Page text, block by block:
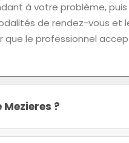
à votre problème,
de rendez-vous et
que le professionnel
?